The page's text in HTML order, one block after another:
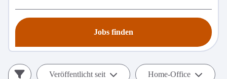
Jobs finden
Veröffentlicht seit Home-Office